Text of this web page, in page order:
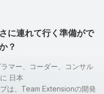
に連れて行く準備がで
？
マー、コーダー、コンサル
日本
は、Team Extensionの開発